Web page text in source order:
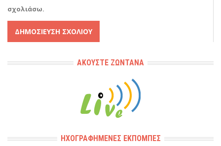
σχολιάσω.
ΑΚΟΎΣΤΕ ΖΩΝΤΑΝΆ
ΗΧΟΓΡΑΦΗΜΈΝΕΣ ΕΚΠΟΜΠΈΣ